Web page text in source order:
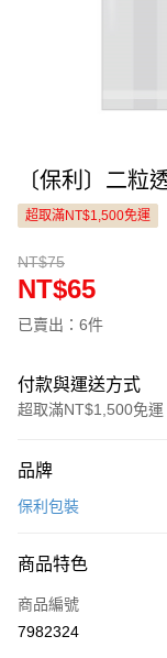
〔保利〕二粒
超取滿NT$1,500免運
NT$75
NT$65
已賣出：6件
付款與運送方式
超取滿NT$1,500免運
信用卡一次付款
Apple Pay
悠遊付
品牌
保利包裝
商品特色
商品編號
7982324